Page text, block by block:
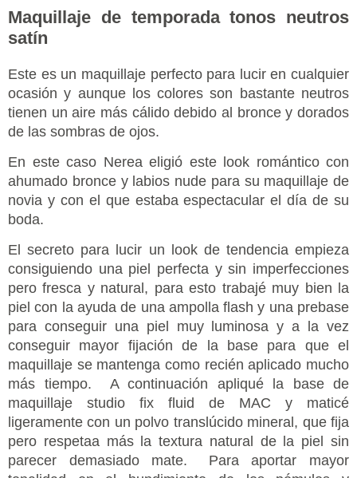
Maquillaje de temporada tonos neutros
satín
Este es un maquillaje perfecto para lucir en cualquier
ocasión y aunque los colores son bastante neutros
tienen un aire más cálido debido al bronce y dorados
de las sombras de ojos.
En este caso Nerea eligió este look romántico con
ahumado bronce y labios nude para su maquillaje de
novia y con el que estaba espectacular el día de su
boda.
El secreto para lucir un look de tendencia empieza
consiguiendo una piel perfecta y sin imperfecciones
pero fresca y natural, para esto trabajé muy bien la
piel con la ayuda de una ampolla flash y una prebase
para conseguir una piel muy luminosa y a la vez
conseguir mayor fijación de la base para que el
maquillaje se mantenga como recién aplicado mucho
más tiempo. A continuación apliqué la base de
maquillaje studio fix fluid de MAC y maticé
ligeramente con un polvo translúcido mineral, que fija
pero respetaa más la textura natural de la piel sin
parecer demasiado mate. Para aportar mayor